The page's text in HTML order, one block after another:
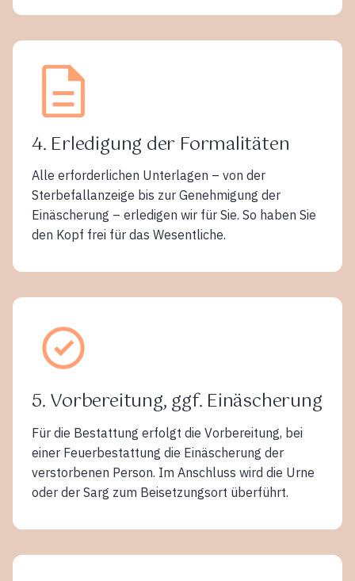
4. Erledigung der Formalitäten
Alle erforderlichen Unterlagen – von der
Sterbefallanzeige bis zur Genehmigung der
Einäscherung – erledigen wir für Sie. So haben Sie
den Kopf frei für das Wesentliche.
5. Vorbereitung, ggf. Einäscherung
Für die Bestattung erfolgt die Vorbereitung, bei
einer Feuerbestattung die Einäscherung der
verstorbenen Person. Im Anschluss wird die Urne
oder der Sarg zum Beisetzungsort überführt.